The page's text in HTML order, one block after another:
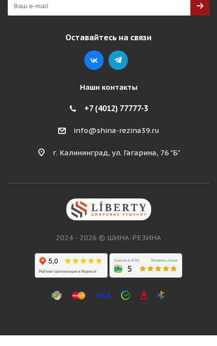
Оставайтесь на связи
Наши контакты
+7 (4012) 77777-3
info@shina-rezina39.ru
г. Калининград, ул. Гагарина, 76 "Б"
2024 - 2026 © ШИНА-РЕЗИНА